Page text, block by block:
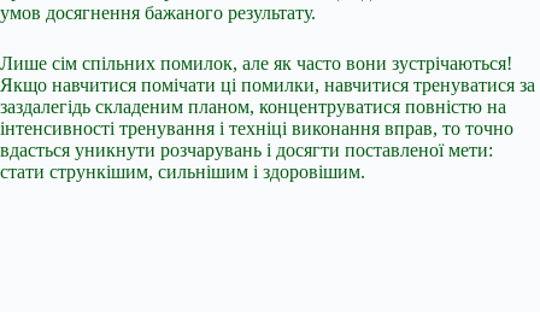
умов досягнення бажаного результату.
Лише сім спільних помилок, але як часто вони зустрічаються!
Якщо навчитися помічати ці помилки, навчитися тренуватися за
заздалегідь складеним планом, концентруватися повністю на
інтенсивності тренування і техніці виконання вправ, то точно
вдасться уникнути розчарувань і досягти поставленої мети:
стати стрункішим, сильнішим і здоровішим.